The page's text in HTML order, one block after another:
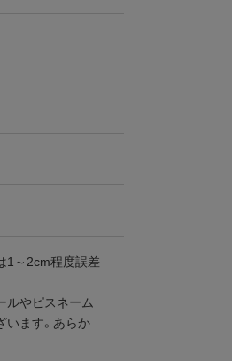
1～2cm程度誤差
ルやピスネーム
います。あらか